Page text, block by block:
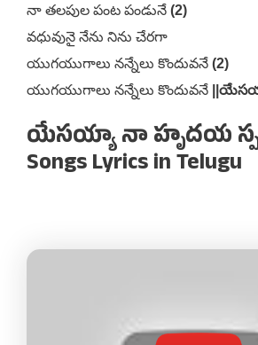
నా తలపుల పంట పండునే (2)
వధువునై నేను నిను చేరగా
యుగయుగాలు నన్నేలు కొందువనే (2)
యుగయుగాలు నన్నేలు కొందువనే
యేసయ్యా నా హృదయ
Songs Lyrics in Telugu